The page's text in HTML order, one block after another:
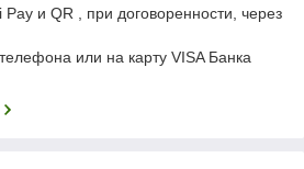
и QR , при договоренности, через
или на карту VISA Банка